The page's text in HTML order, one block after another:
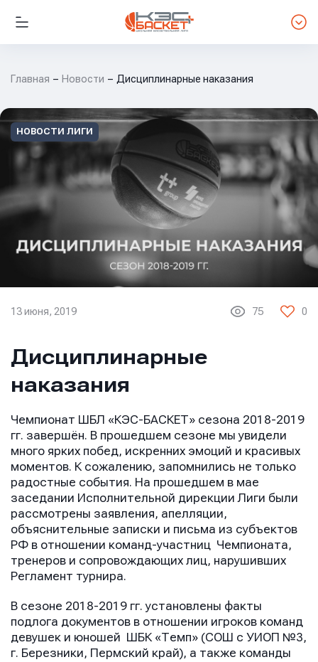
Главная Новости Дисциплинарные наказания
НОВОСТИ ЛИГИ
13 июня, 2019 75 0
Дисциплинарные
наказания
Чемпионат ШБЛ «КЭС-БАСКЕТ» сезона 2018-2019
гг. завершён. В прошедшем сезоне мы увидели
много ярких побед, искренних эмоций и красивых
моментов. К сожалению, запомнились не только
радостные события. На прошедшем в мае
заседании Исполнительной дирекции Лиги были
рассмотрены заявления, апелляции,
объяснительные записки и письма из субъектов
РФ в отношении команд-участниц Чемпионата,
тренеров и сопровождающих лиц, нарушивших
Регламент турнира.
В сезоне 2018-2019 гг. установлены факты
подлога документов в отношении игроков команд
девушек и юношей ШБК «Темп» (СОШ с УИОП №3,
г. Березники, Пермский край), а также команды